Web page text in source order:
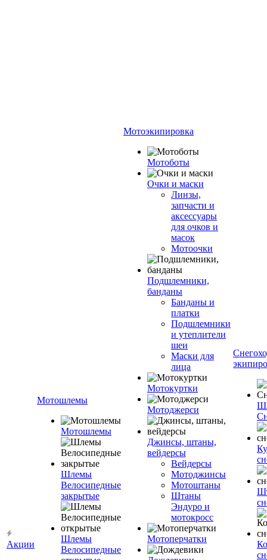
Акции
Мотошлемы
Мотошлемы
Шлемы
Велосипедные
закрытые
Шлемы
Велосипедные
Мотоэкипировка
Мотоботы
Очки и маски
Линзы,
запчасти и
аксессуары
для очков и
масок
Мотоочки
Подшлемники,
банданы
Банданы и
платки
Подшлемники
и утеплители
шеи
Маски для
лица
Мотокуртки
Мотоджерси
Джинсы, штаны,
вейдерсы
Вейдерсы
Мотоджинсы
Мотоштаны
Штаны
Эндуро и
мотокросс
Мотоперчатки